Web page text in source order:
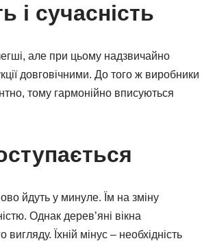
і сучасність
але при цьому надзвичайно
довговічними. До того ж виробники
тому гармонійно вписуються
йдуть у минуле. Їм на зміну
Однак дерев’яні вікна
Їхній мінус – необхідність